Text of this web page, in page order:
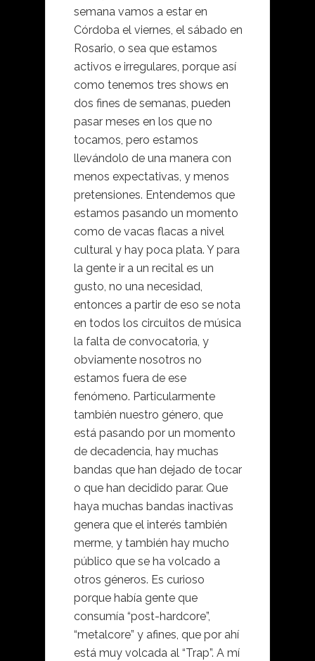
semana vamos a estar en
Córdoba el viernes, el sábado en
Rosario, o sea que estamos
activos e irregulares, porque así
como tenemos tres shows en
dos fines de semanas, pueden
pasar meses en los que no
tocamos, pero estamos
llevándolo de una manera con
menos expectativas, y menos
pretensiones. Entendemos que
estamos pasando un momento
como de vacas flacas a nivel
cultural y hay poca plata. Y para
la gente ir a un recital es un
gusto, no una necesidad,
entonces a partir de eso se nota
en todos los circuitos de música
la falta de convocatoria, y
obviamente nosotros no
estamos fuera de ese
fenómeno. Particularmente
también nuestro género, que
está pasando por un momento
de decadencia, hay muchas
bandas que han dejado de tocar
o que han decidido parar. Que
haya muchas bandas inactivas
genera que el interés también
merme, y también hay mucho
público que se ha volcado a
otros géneros. Es curioso
porque había gente que
consumía “post-hardcore”,
“metalcore” y afines, que por ahí
está muy volcada al “Trap”. A mí